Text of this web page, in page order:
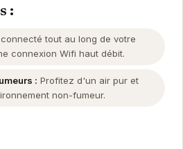
:
tout au long de votre
connexion Wifi haut débit.
: Profitez d'un air pur et
non-fumeur.